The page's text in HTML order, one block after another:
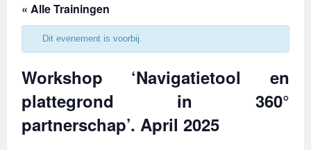
« Alle Trainingen
Dit evenement is voorbij.
Workshop ‘Navigatietool en
plattegrond in 360°
partnerschap’. April 2025